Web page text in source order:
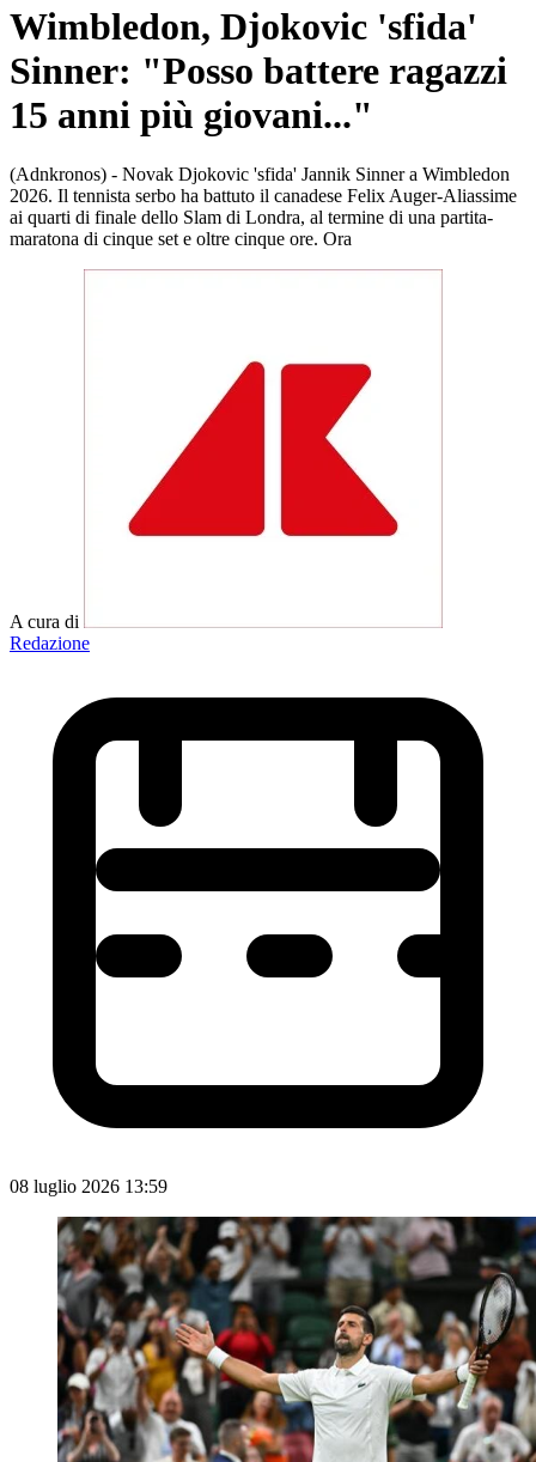
Wimbledon, Djokovic 'sfida'
Sinner: "Posso battere ragazzi
15 anni più giovani..."
(Adnkronos) - Novak Djokovic 'sfida' Jannik Sinner a Wimbledon
2026. Il tennista serbo ha battuto il canadese Felix Auger-Aliassime
ai quarti di finale dello Slam di Londra, al termine di una partita-
maratona di cinque set e oltre cinque ore. Ora
A cura di
Redazione
08 luglio 2026 13:59